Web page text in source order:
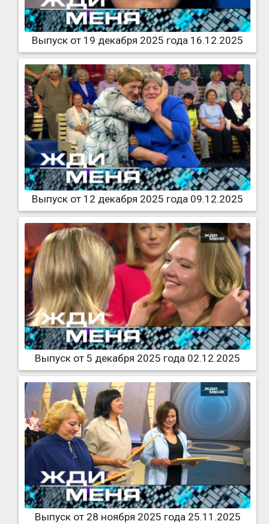
Выпуск от 19 декабря 2025 года 16.12.2025
Выпуск от 12 декабря 2025 года 09.12.2025
Выпуск от 5 декабря 2025 года 02.12.2025
Выпуск от 28 ноября 2025 года 25.11.2025